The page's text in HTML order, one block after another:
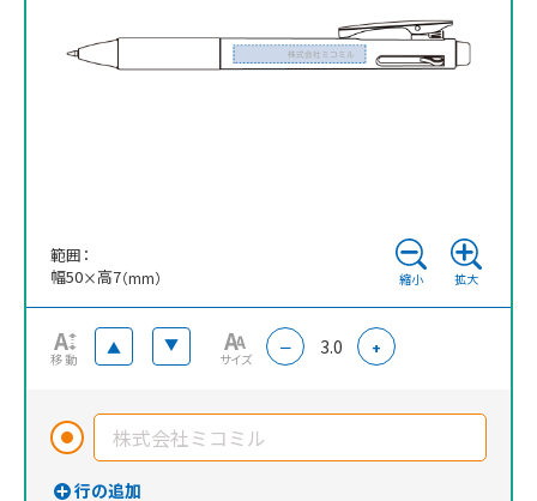
縮小 拡大
範囲：
幅50×高7（mm）
移動
▲ ▲
サイズ
－ 3.0 +